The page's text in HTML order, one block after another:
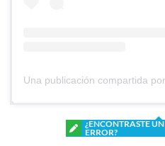
¿ENCONTRASTE UN
ERROR?